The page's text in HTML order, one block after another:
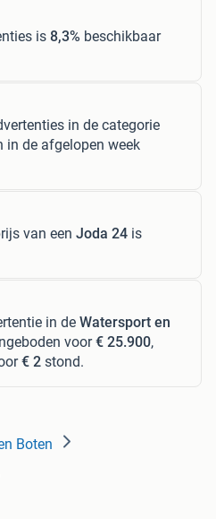
is 8,3% beschikbaar
in de categorie
in de afgelopen week
van een Joda 24 is
in de Watersport en
voor€ 25.900,
€ 2 stond.
Boten